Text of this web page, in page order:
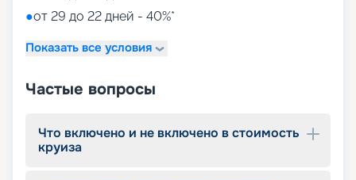
7 бассейнов
детский внутренний комплекс,
●от 29 до 22 дней - 40%*
Показать все условия
Частые вопросы
Что включено и не включено в стоимость
круиза